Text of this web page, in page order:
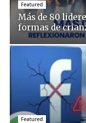
Featured
Más de 80
formas de
Featured